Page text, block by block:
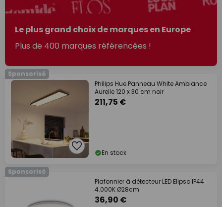
Le plus grand choix de marques en Europe
Plus de 400 marques référencées !
Sponsorisé
Philips Hue Panneau White Ambiance
Aurelle 120 x 30 cm noir
211,75 €
En stock
Sponsorisé
Plafonnier à détecteur LED Elipso IP44
4.000K Ø28cm
36,90 €